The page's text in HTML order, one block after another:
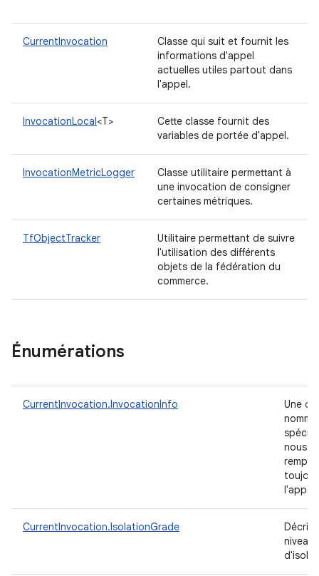
CurrentInvocation
Classe qui suit et fournit les
informations d'appel
actuelles utiles partout dans
l'appel.
InvocationLocal<T>
Cette classe fournit des
variables de portée d'appel.
InvocationMetricLogger
Classe utilitaire permettant à
une invocation de consigner
certaines métriques.
TfObjectTracker
Utilitaire permettant de suivre
l'utilisation des différents
objets de la fédération du
commerce.
Énumérations
CurrentInvocation.InvocationInfo
Une clé
nous
CurrentInvocation.IsolationGrade
Décrit
niveau